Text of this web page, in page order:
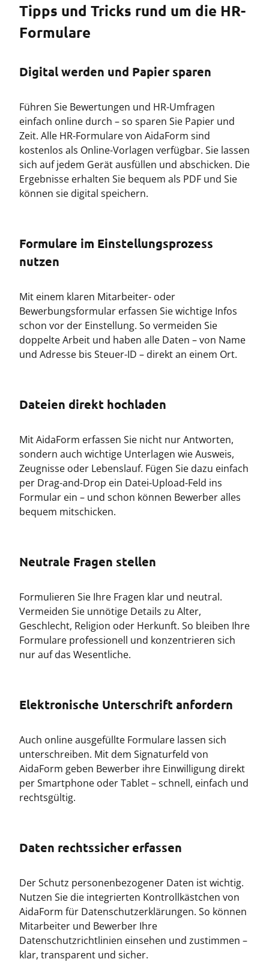
Tipps und Tricks rund um die HR-
Formulare
Digital werden und Papier sparen
Führen Sie Bewertungen und HR-Umfragen
einfach online durch – so sparen Sie Papier und
Zeit. Alle HR-Formulare von AidaForm sind
kostenlos als Online-Vorlagen verfügbar. Sie lassen
sich auf jedem Gerät ausfüllen und abschicken. Die
Ergebnisse erhalten Sie bequem als PDF und Sie
können sie digital speichern.
Formulare im Einstellungsprozess
nutzen
Mit einem klaren Mitarbeiter- oder
Bewerbungsformular erfassen Sie wichtige Infos
schon vor der Einstellung. So vermeiden Sie
doppelte Arbeit und haben alle Daten – von Name
und Adresse bis Steuer-ID – direkt an einem Ort.
Dateien direkt hochladen
Mit AidaForm erfassen Sie nicht nur Antworten,
sondern auch wichtige Unterlagen wie Ausweis,
Zeugnisse oder Lebenslauf. Fügen Sie dazu einfach
per Drag-and-Drop ein Datei-Upload-Feld ins
Formular ein – und schon können Bewerber alles
bequem mitschicken.
Neutrale Fragen stellen
Formulieren Sie Ihre Fragen klar und neutral.
Vermeiden Sie unnötige Details zu Alter,
Geschlecht, Religion oder Herkunft. So bleiben Ihre
Formulare professionell und konzentrieren sich
nur auf das Wesentliche.
Elektronische Unterschrift anfordern
Auch online ausgefüllte Formulare lassen sich
unterschreiben. Mit dem Signaturfeld von
AidaForm geben Bewerber ihre Einwilligung direkt
per Smartphone oder Tablet – schnell, einfach und
rechtsgültig.
Daten rechtssicher erfassen
Der Schutz personenbezogener Daten ist wichtig.
Nutzen Sie die integrierten Kontrollkästchen von
AidaForm für Datenschutzerklärungen. So können
Mitarbeiter und Bewerber Ihre
Datenschutzrichtlinien einsehen und zustimmen –
klar, transparent und sicher.